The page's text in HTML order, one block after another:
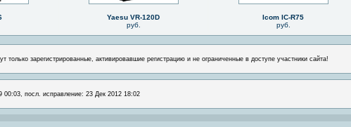
Yaesu VR-120D
руб.
Icom IC-R75
руб.
только зарегистрированные, активировавшие регистрацию и не ограниченные в доступе участники сайта!
00:03, посл. исправление: 23 Дек 2012 18:02